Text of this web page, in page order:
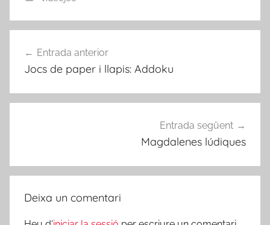
d'entrades
Entrada anterior
Jocs de paper i llapis: Addoku
Entrada següent
Magdalenes lúdiques
Deixa un comentari